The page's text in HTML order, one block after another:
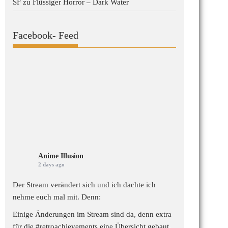
SF zu Flüssiger Horror – Dark Water
Facebook- Feed
Anime Illusion
2 days ago
Der Stream verändert sich und ich dachte ich
nehme euch mal mit. Denn:
Einige Änderungen im Stream sind da, denn extra